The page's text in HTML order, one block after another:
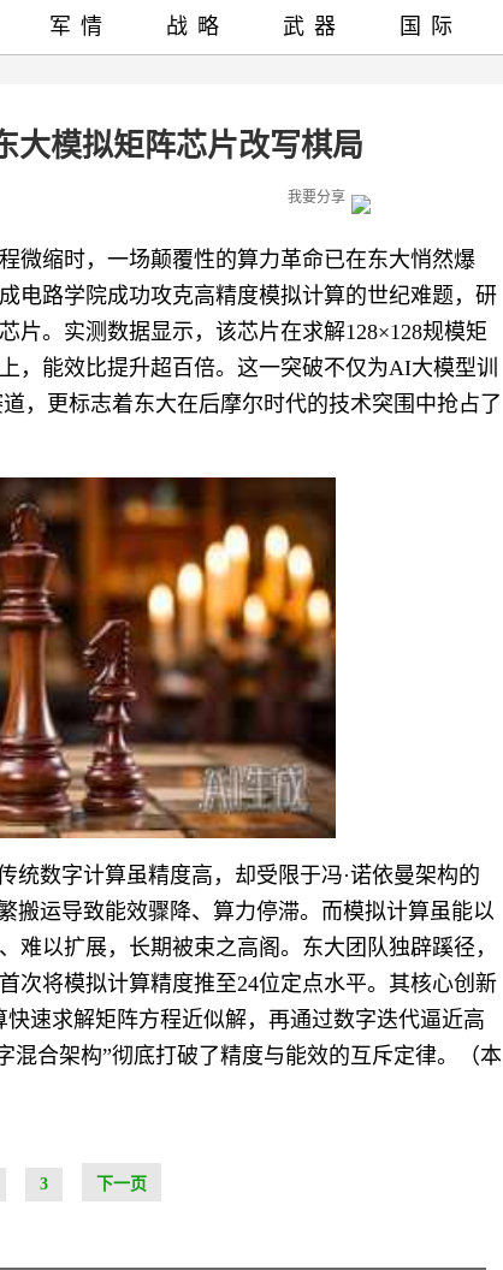
大模拟矩阵芯片改写棋局
我要分享
微缩时，一场颠覆性的算力革命已在东大悄然爆
电路学院成功攻克高精度模拟计算的世纪难题，研
片。实测数据显示，该芯片在求解128×128规模矩
，能效比提升超百倍。这一突破不仅为AI大模型训
，更标志着东大在后摩尔时代的技术突围中抢占了
统数字计算虽精度高，却受限于冯·诺依曼架构的
运导致能效骤降、算力停滞。而模拟计算虽能以
以扩展，长期被束之高阁。东大团队独辟蹊径，
次将模拟计算精度推至24位定点水平。其核心创新
速求解矩阵方程近似解，再通过数字迭代逼近高
混合架构”彻底打破了精度与能效的互斥定律。（本
3 下一页
军情 战略 武器 国际